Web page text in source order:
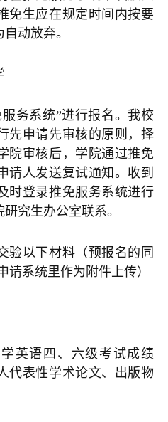
免生应在规定时间内按要
动放弃。
务系统”进行报名。我校
先申请先审核的原则，择
院审核后，学院通过推免
请人发送复试通知。收到
时登录推免服务系统进行
究生办公室联系。
验以下材料（预报名的同
请系统里作为附件上传）
英语四、六级考试成绩
代表性学术论文、出版物